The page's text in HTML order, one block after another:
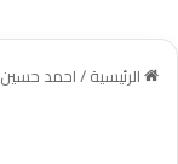
الرئيسية/احمد حسين